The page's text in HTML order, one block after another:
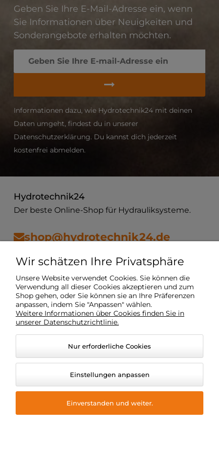
Geben Sie Ihre E-Mail-Adresse ein, wenn
Sie Informationen über Neuigkeiten und
Sonderangebote erhalten möchten.
Informationen dazu, wie Hydrotechnik24 mit deinen
Daten umgeht, findest du in unserer
Datenschutzerklärung. Du kannst dich jederzeit
kostenfrei abmelden.
Hydrotechnik24
Der beste Online-Shop für Hydrauliksysteme.
shop@hydrotechnik24.de
Vorschriften
Mein Konto
O Unternehmen
© 2026 hydrotechnik24.de. Alle Rechte vorbehalten.
Wir schätzen Ihre Privatsphäre
Unsere Website verwendet Cookies. Sie können die
Verwendung all dieser Cookies akzeptieren und zum
Shop gehen, oder Sie können sie an Ihre Präferenzen
anpassen, indem Sie "Anpassen" wählen.
Weitere Informationen über Cookies finden Sie in
unserer Datenschutzrichtlinie.
Nur erforderliche Cookies
Einstellungen anpassen
Einverstanden und weiter.